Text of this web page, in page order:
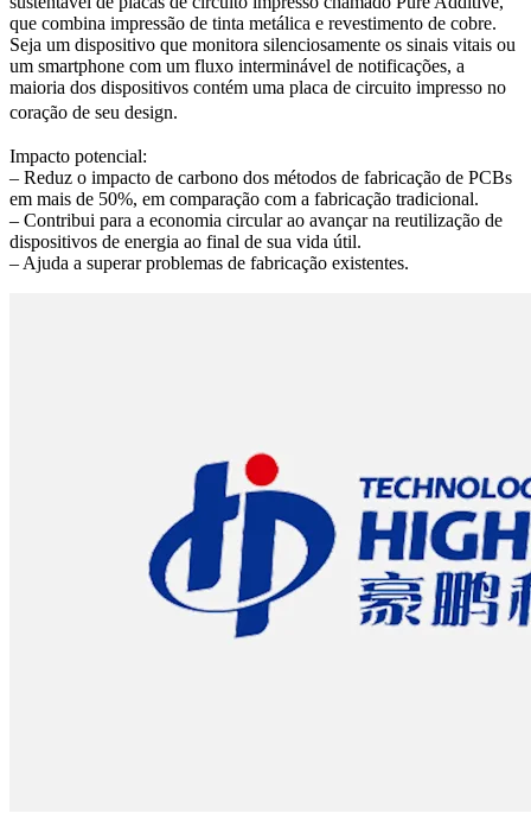
que combina impressão de tinta metálica e revestimento de cobre.
Seja um dispositivo que monitora silenciosamente os sinais vitais ou
um smartphone com um fluxo interminável de notificações, a
maioria dos dispositivos contém uma placa de circuito impresso no
coração de seu design.
Impacto potencial:
– Reduz o impacto de carbono dos métodos de fabricação de PCBs
em mais de 50%, em comparação com a fabricação tradicional.
– Contribui para a economia circular ao avançar na reutilização de
dispositivos de energia ao final de sua vida útil.
– Ajuda a superar problemas de fabricação existentes.